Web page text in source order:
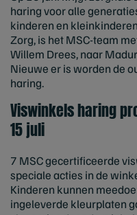
haring voor alle
kinderen en
Zorg, is het MSC-team
Willem Drees, naar
Nieuwe er is worden de
haring.
Viswinkels haring
15 juli
7 MSC gecertificeerde
speciale acties in de
Kinderen kunnen
ingeleverde kleurplaten